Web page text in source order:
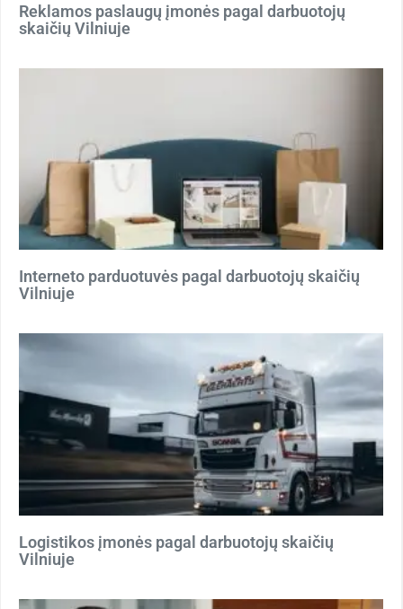
Reklamos paslaugų įmonės pagal darbuotojų
skaičių Vilniuje
Interneto parduotuvės pagal darbuotojų skaičių
Vilniuje
Logistikos įmonės pagal darbuotojų skaičių
Vilniuje